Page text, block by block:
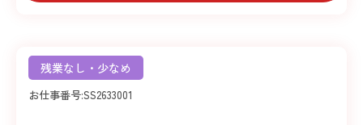
残業なし・少なめ
お仕事番号:SS2633001